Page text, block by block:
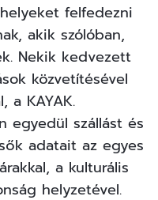
felfedezni
akik szólóban,
Nekik kedvezett
közvetítésével
a KAYAK.
egyedül szállást és
adatait az egyes
a kulturális
helyzetével.